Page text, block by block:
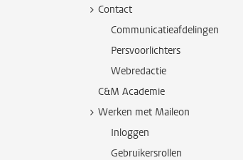
Contact
Communicatieafdelingen
Persvoorlichters
Webredactie
C&M Academie
Werken met Maileon
Inloggen
Gebruikersrollen